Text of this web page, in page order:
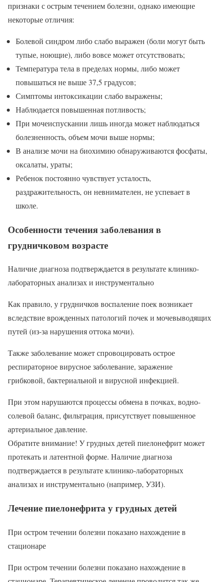
признаки с острым течением болезни, однако имеющие
некоторые отличия:
Болевой синдром либо слабо выражен (боли могут быть
тупые, ноющие), либо вовсе может отсутствовать;
Температура тела в пределах нормы, либо может
повышаться не выше 37,5 градусов;
Симптомы интоксикации слабо выражены;
Наблюдается повышенная потливость;
При мочеиспускании лишь иногда может наблюдаться
болезненность, объем мочи выше нормы;
В анализе мочи на биохимию обнаруживаются фосфаты,
оксалаты, ураты;
Ребенок постоянно чувствует усталость,
раздражительность, он невнимателен, не успевает в
школе.
Особенности течения заболевания в
грудничковом возрасте
Наличие диагноза подтверждается в результате клинико-
лабораторных анализах и инструментально
Как правило, у грудничков воспаление поек возникает
вследствие врожденных патологий почек и мочевыводящих
путей (из-за нарушения оттока мочи).
Также заболевание может спровоцировать острое
респираторное вирусное заболевание, заражение
грибковой, бактериальной и вирусной инфекцией.
При этом нарушаются процессы обмена в почках, водно-
солевой баланс, фильтрация, присутствует повышенное
артериальное давление.
Обратите внимание! У грудных детей пиелонефрит может
протекать и латентной форме. Наличие диагноза
подтверждается в результате клинико-лабораторных
анализах и инструментально (например, УЗИ).
Лечение пиелонефрита у грудных детей
При остром течении болезни показано нахождение в
стационаре
При остром течении болезни показано нахождение в